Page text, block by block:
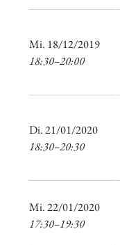
​Mi. 18/12/2019
18:30–20:00
​Di. 21/01/2020
18:30–20:30
​Mi. 22/01/2020
17:30–19:30